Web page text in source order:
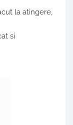
la atingere,
si